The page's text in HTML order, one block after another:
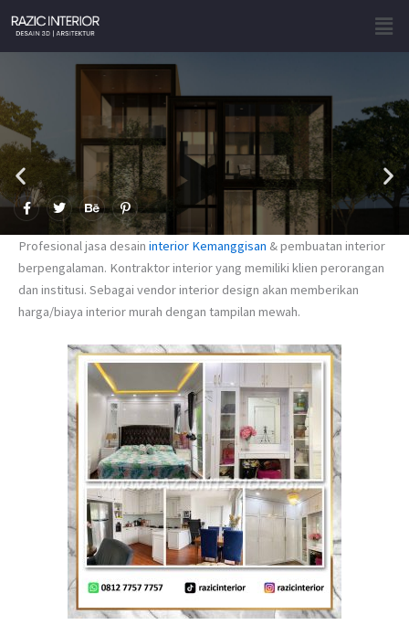
content
F
a
e
b
o
k
f
T
w
t
t
e
r
B
e
h
a
n
c
P
i
n
t
e
r
s
-
Profesional jasa desain interior Kemanggisan & pembuatan interior
berpengalaman. Kontraktor interior yang memiliki klien perorangan
dan institusi. Sebagai vendor interior design akan memberikan
harga/biaya interior murah dengan tampilan mewah.